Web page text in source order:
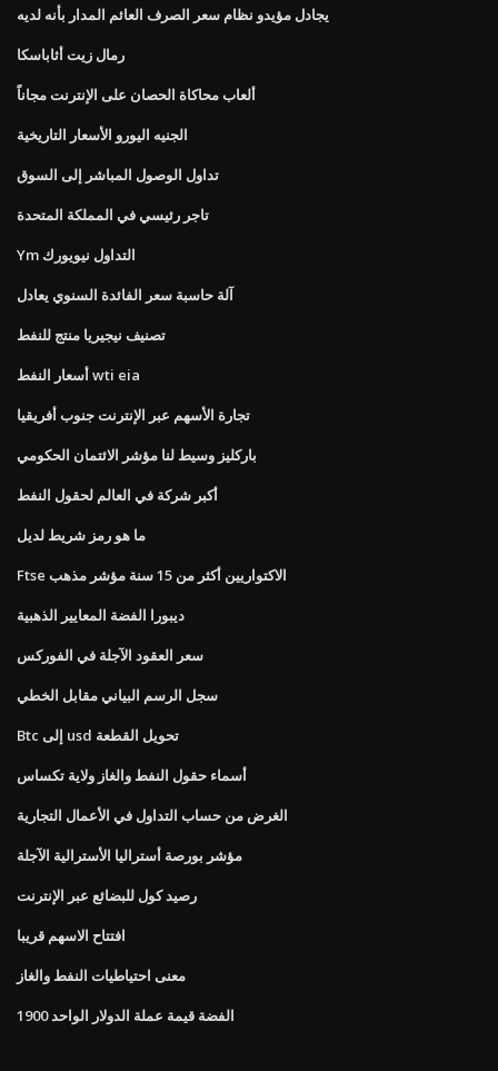
يجادل مؤيدو نظام سعر الصرف العائم المدار بأنه لديه
رمال زيت أثاباسكا
ألعاب محاكاة الحصان على الإنترنت مجاناً
الجنيه اليورو الأسعار التاريخية
تداول الوصول المباشر إلى السوق
تاجر رئيسي في المملكة المتحدة
Ym التداول نيويورك
آلة حاسبة سعر الفائدة السنوي يعادل
تصنيف نيجيريا منتج للنفط
أسعار النفط wti eia
تجارة الأسهم عبر الإنترنت جنوب أفريقيا
باركليز وسيط لنا مؤشر الائتمان الحكومي
أكبر شركة في العالم لحقول النفط
ما هو رمز شريط لديل
Ftse الاكتواريين أكثر من 15 سنة مؤشر مذهب
ديبورا الفضة المعايير الذهبية
سعر العقود الآجلة في الفوركس
سجل الرسم البياني مقابل الخطي
Btc إلى usd تحويل القطعة
أسماء حقول النفط والغاز ولاية تكساس
الغرض من حساب التداول في الأعمال التجارية
مؤشر بورصة أستراليا الأسترالية الآجلة
رصيد كول للبضائع عبر الإنترنت
افتتاح الاسهم قريبا
معنى احتياطيات النفط والغاز
1900 الفضة قيمة عملة الدولار الواحد